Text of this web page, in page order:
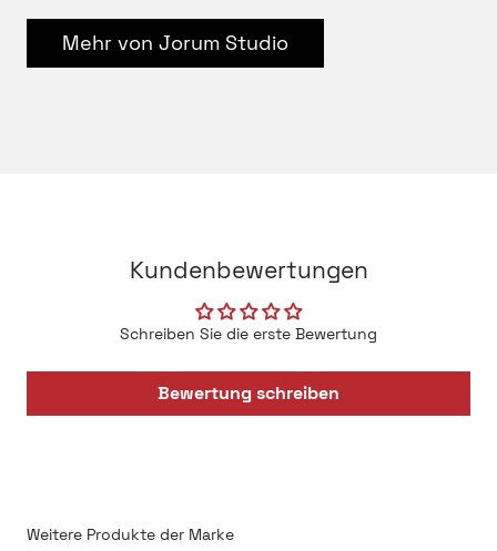
moderner Handschrift sucht, bekommt einen Duft mit Stil,
Mehr von Jorum Studio
Kundenbewertungen
Schreiben Sie die erste Bewertung
Bewertung schreiben